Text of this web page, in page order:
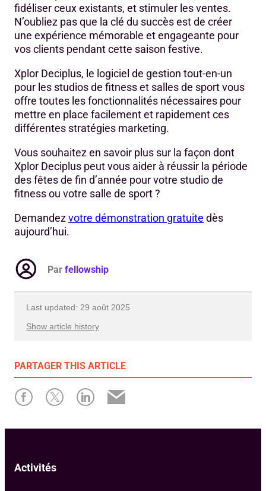
PARTAGER THIS ARTICLE
fidéliser ceux existants, et stimuler les ventes.
N’oubliez pas que la clé du succès est de créer
une expérience mémorable et engageante pour
vos clients pendant cette saison festive.
Xplor Deciplus, le logiciel de gestion tout-en-un
pour les studios de fitness et salles de sport vous
offre toutes les fonctionnalités nécessaires pour
mettre en place facilement et rapidement ces
différentes stratégies marketing.
Vous souhaitez en savoir plus sur la façon dont
Xplor Deciplus peut vous aider à réussir la période
des fêtes de fin d’année pour votre studio de
fitness ou votre salle de sport ?
Demandezvotre démonstration gratuite dès
aujourd’hui.
Par fellowship
Last updated: 29 août 2025
Show article history
Written by: fellowship
Activités